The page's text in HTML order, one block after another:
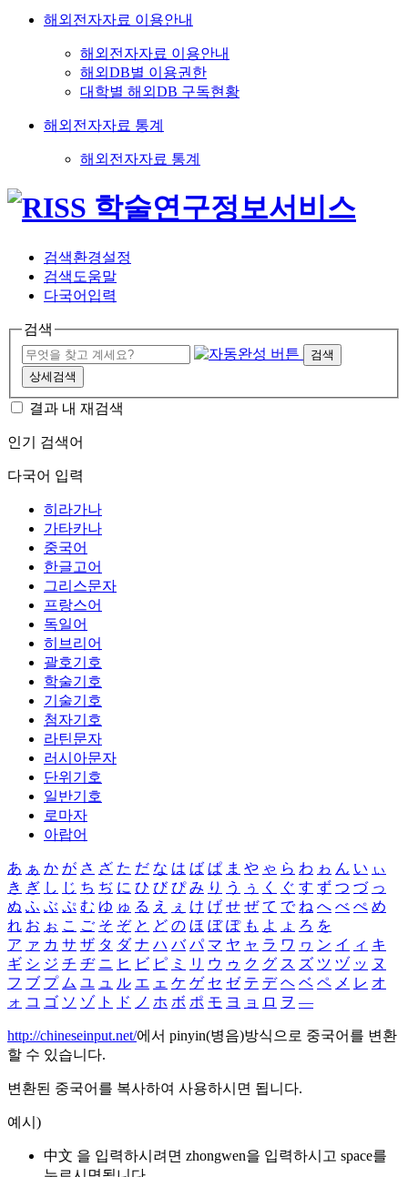
해외전자자료 이용안내
해외전자자료 이용안내
해외DB별 이용권한
대학별 해외DB 구독현황
해외전자자료 통계
해외전자자료 통계
검색환경설정
검색도움말
다국어입력
검색
검색
상세검색
결과 내 재검색
인기 검색어
다국어 입력
히라가나
가타카나
중국어
한글고어
그리스문자
프랑스어
독일어
히브리어
괄호기호
학술기호
기술기호
첨자기호
라틴문자
러시아문자
단위기호
일반기호
로마자
아랍어
あ ぁ か が さ ざ た だ な は ば ぱ ま や ゃ ら わ ゎ ん い ぃ
き ぎ し じ ち ぢ に ひ び ぴ み り う ぅ く ぐ す ず つ づ っ
ぬ ふ ぶ ぷ む ゆ ゅ る え ぇ け げ せ ぜ て で ね へ べ ぺ め
れ お ぉ こ ご そ ぞ と ど の ほ ぼ ぽ も よ ょ ろ を
ア ァ カ サ ザ タ ダ ナ ハ バ パ マ ヤ ャ ラ ワ ヮ ン イ ィ キ
ギ シ ジ チ ヂ ニ ヒ ビ ピ ミ リ ウ ゥ ク グ ス ズ ツ ヅ ッ ヌ
フ ブ プ ム ユ ュ ル エ ェ ケ ゲ セ ゼ テ デ ヘ ベ ペ メ レ オ
ォ コ ゴ ソ ゾ ト ド ノ ホ ボ ポ モ ヨ ョ ロ ヲ ―
http://chineseinput.net/에서 pinyin(병음)방식으로 중국어를 변환
할 수 있습니다.
변환된 중국어를 복사하여 사용하시면 됩니다.
예시)
中文 을 입력하시려면 zhongwen을 입력하시고 space를